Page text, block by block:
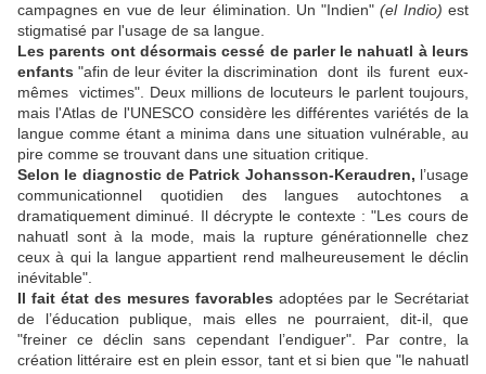
campagnes en vue de leur élimination. Un "Indien"(el Indio) est
stigmatisé par l'usage de sa langue.
Les parents ont désormais cessé de parler le nahuatl à leurs
enfants "afin de leur éviter la discrimination dont ils furent eux-
mêmes victimes". Deux millions de locuteurs le parlent toujours,
mais l'Atlas de l'UNESCO considère les différentes variétés de la
langue comme étant a minima dans une situation vulnérable, au
pire comme se trouvant dans une situation critique.
Selon le diagnostic de Patrick Johansson-Keraudren, l’usage
communicationnel quotidien des langues autochtones a
dramatiquement diminué. Il décrypte le contexte : "Les cours de
nahuatl sont à la mode, mais la rupture générationnelle chez
ceux à qui la langue appartient rend malheureusement le déclin
inévitable".
Il fait état des mesures favorables adoptées par le Secrétariat
de l’éducation publique, mais elles ne pourraient, dit-il, que
"freiner ce déclin sans cependant l’endiguer". Par contre, la
création littéraire est en plein essor, tant et si bien que "le nahuatl